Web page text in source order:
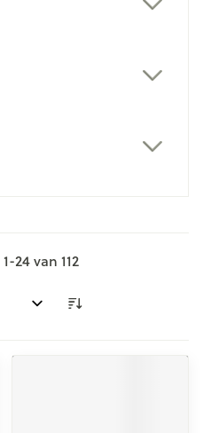
1-24van 112